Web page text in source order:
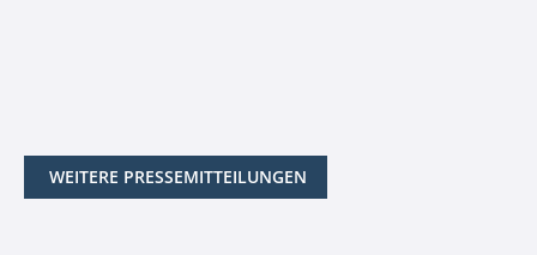
WEITERE PRESSEMITTEILUNGEN